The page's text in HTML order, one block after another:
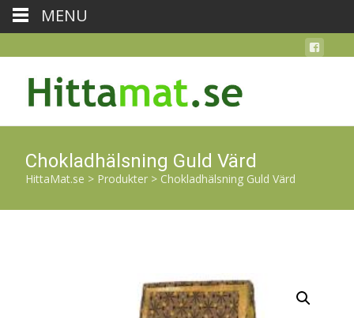
Chokladhälsning Guld Värd
HittaMat.se > Produkter > Chokladhälsning Guld Värd
MENU